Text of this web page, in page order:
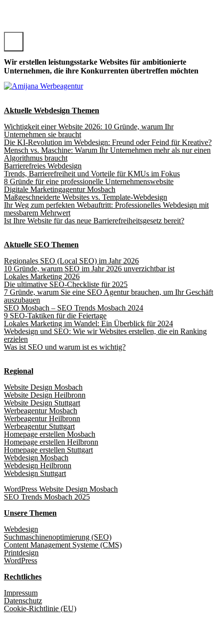
Wir erstellen leistungsstarke Websites für ambitionierte
Unternehmen, die ihre Konkurrenten übertreffen möchten
Aktuelle Webdesign Themen
Wichtigkeit einer Website 2026: 10 Gründe, warum Ihr
Unternehmen sie braucht
Die KI-Revolution im Webdesign: Freund oder Feind für Kreative?
Mensch vs. Maschine: Warum Ihr Unternehmen mehr als nur einen
Algorithmus braucht
Barrierefreies Webdesign
Trends, Barrierefreiheit und Vorteile für KMUs im Fokus
8 Gründe für eine professionelle Unternehmenswebsite
Digitale Marketingagentur Mosbach
Maßgeschneiderte Websites vs. Template-Webdesign
Ihr Weg zum perfekten Webauftritt: Professionelles Webdesign mit
messbarem Mehrwert
Ist Ihre Website für das neue Barrierefreiheitsgesetz bereit?
Aktuelle SEO Themen
Regionales SEO (Local SEO) im Jahr 2026
10 Gründe, warum SEO im Jahr 2026 unverzichtbar ist
Lokales Marketing 2026
Die ultimative SEO-Checkliste für 2025
7 Gründe, warum Sie eine SEO Agentur brauchen, um Ihr Geschäft
auszubauen
SEO Mosbach – SEO Trends Mosbach 2024
9 SEO-Taktiken für die Feiertage
Lokales Marketing im Wandel: Ein Überblick für 2024
Webdesign und SEO: Wie wir Websites erstellen, die ein Ranking
erzielen
Was ist SEO und warum ist es wichtig?
Regional
Website Design Mosbach
Website Design Heilbronn
Website Design Stuttgart
Werbeagentur Mosbach
Werbeagentur Heilbronn
Werbeagentur Stuttgart
Homepage erstellen Mosbach
Homepage erstellen Heilbronn
Homepage erstellen Stuttgart
Webdesign Mosbach
Webdesign Heilbronn
Webdesign Stuttgart
WordPress Website Design Mosbach
SEO Trends Mosbach 2025
Unsere Themen
Webdesign
Suchmaschinenoptimierung (SEO)
Content Management Systeme (CMS)
Printdesign
WordPress
Rechtliches
Impressum
Datenschutz
Cookie-Richtlinie (EU)